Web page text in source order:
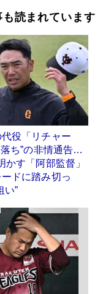
も読まれています
役「リチャー
落ち”の非情通告…
かす「阿部監督」
ドに踏み切っ
い”